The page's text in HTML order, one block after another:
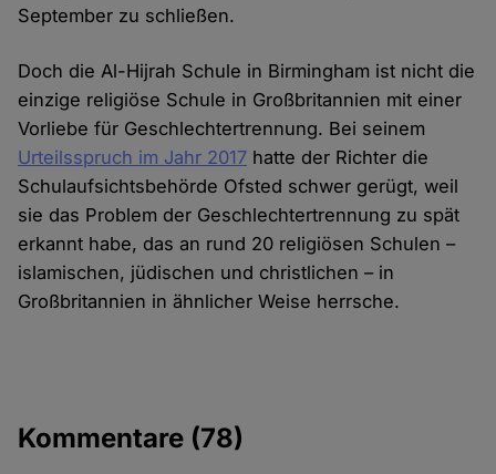
September zu schließen.
Doch die Al-Hijrah Schule in Birmingham ist nicht die
einzige religiöse Schule in Großbritannien mit einer
Vorliebe für Geschlechtertrennung. Bei seinem
Urteilsspruch im Jahr 2017 hatte der Richter die
Schulaufsichtsbehörde Ofsted schwer gerügt, weil
sie das Problem der Geschlechtertrennung zu spät
erkannt habe, das an rund 20 religiösen Schulen –
islamischen, jüdischen und christlichen – in
Großbritannien in ähnlicher Weise herrsche.
Kommentare (78)